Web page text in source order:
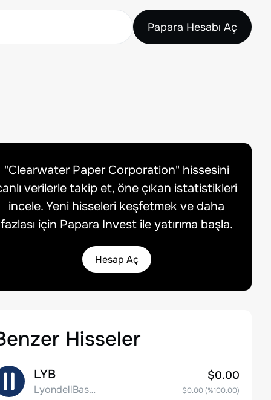
Papara Hesabı Aç
"Clearwater Paper Corporation" hissesini
verilerle takip et, öne çıkan istatistikleri
incele. Yeni hisseleri keşfetmek ve daha
fazlası için Papara Invest ile yatırıma başla.
Hesap Aç
Hisseler
LYB
LyondellBasell Industries N.V. Class A
$0.00
$0.00(%100.00)